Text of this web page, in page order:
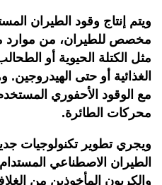
ويتم إنتاج وقود الطيران
مخصص للطيران، من موارد
مثل الكتلة الحيوية أو
الغذائية أو حتى
مع الوقود الأحفوري
محركات الطائرة.
ويجري تطوير تكنولوجيات
الطيران الاصطناعي
والكربون المأخوذين من